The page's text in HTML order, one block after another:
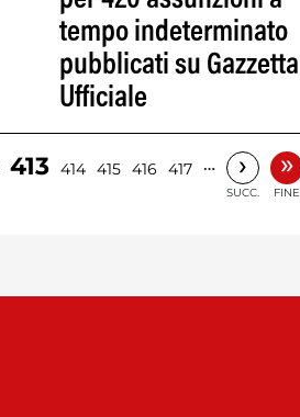
tempo indeterminato
pubblicati su Gazzetta
Ufficiale
413 414 415 416 417 … ›
SUCC.
»
FINE